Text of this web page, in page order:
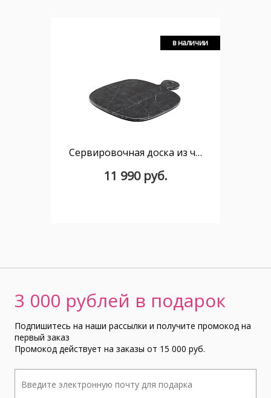
в наличии
Сервировочная доска из черного мрамора Odar
11 990 руб.
3 000 рублей в подарок
Подпишитесь на наши рассылки и получите промокод на
первый заказ
Промокод действует на заказы от 15 000 руб.